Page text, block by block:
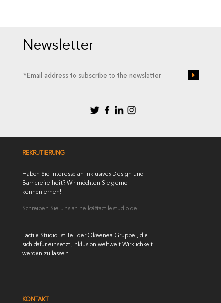
Newsletter
REKRUTIERUNG
Haben Sie Interesse an inklusives Design und
Barrierefreiheit? Wir möchten Sie gerne
kennenlernen!
Schreiben Sie uns an hello@tactilestudio.de
Tactile Studio ist Teil derOkeenea-Gruppe , die
sich dafür einsetzt, Inklusion weltweit Wirklichkeit
werden zu lassen.
KONTAKT